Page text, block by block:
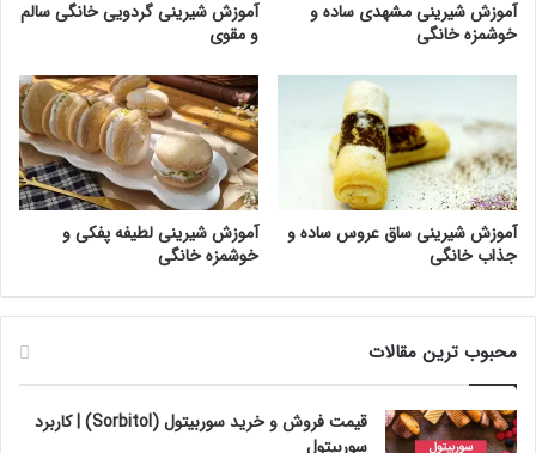
آموزش شیرینی مشهدی ساده و
خوشمزه خانگی
آموزش شیرینی گردویی خانگی سالم
و مقوی
آموزش شیرینی ساق عروس ساده و
جذاب خانگی
آموزش شیرینی لطیفه پفکی و
خوشمزه خانگی
محبوب ترین مقالات
قیمت فروش و خرید سوربیتول (Sorbitol) | کاربرد
سوربیتول